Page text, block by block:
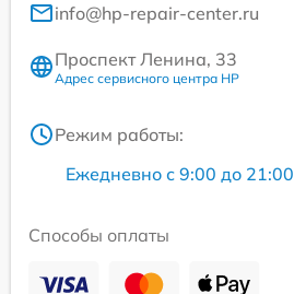
info@hp-repair-center.ru
Проспект Ленина, 33
Адрес сервисного центра HP
Режим работы:
Ежедневно с 9:00 до 21:00
Способы оплаты